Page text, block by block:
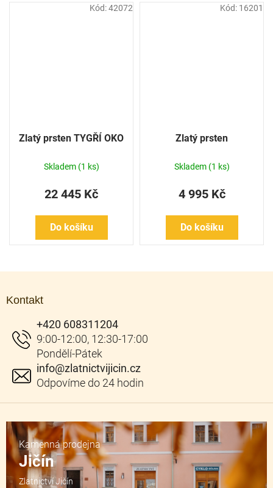
Zlatý prsten TYGŘÍ OKO
Skladem (1 ks)
22 445 Kč
Do košíku
Kód:42072
Zlatý prsten
Skladem (1 ks)
4 995 Kč
Do košíku
Kód: 16201
Kontakt
info@zlatnictvijicin.cz
+420 608311204
Kamenná prodejna
Jičín
Zlatnictví Jičín